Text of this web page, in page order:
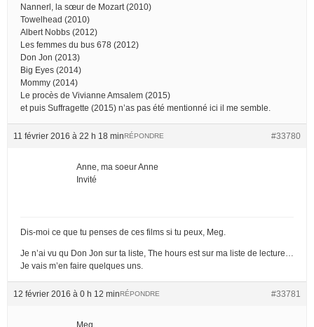
Nannerl, la sœur de Mozart (2010)
Towelhead (2010)
Albert Nobbs (2012)
Les femmes du bus 678 (2012)
Don Jon (2013)
Big Eyes (2014)
Mommy (2014)
Le procès de Vivianne Amsalem (2015)
et puis Suffragette (2015) n’as pas été mentionné ici il me semble.
11 février 2016 à 22 h 18 min #33780
RÉPONDRE
Anne, ma soeur Anne
Invité
Dis-moi ce que tu penses de ces films si tu peux, Meg.
Je n’ai vu qu Don Jon sur ta liste, The hours est sur ma liste de lecture…
Je vais m’en faire quelques uns.
12 février 2016 à 0 h 12 min #33781
RÉPONDRE
Meg